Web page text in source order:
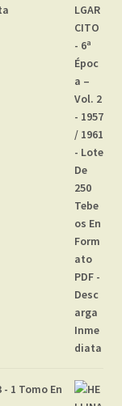
1 Tomo En